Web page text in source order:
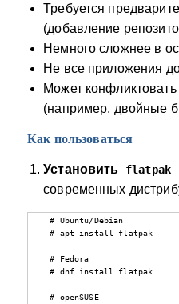
Требуется
(добавление
Немного сложнее в
Не все приложения
Может
(например, двойные
Как пользоваться
Установить flatpak
современных
   # Ubuntu/Debian
   # apt install flatpak
   # Fedora
   # dnf install flatpak
   # openSUSE